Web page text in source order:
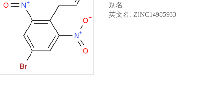
别名:
英文名: ZINC14985933